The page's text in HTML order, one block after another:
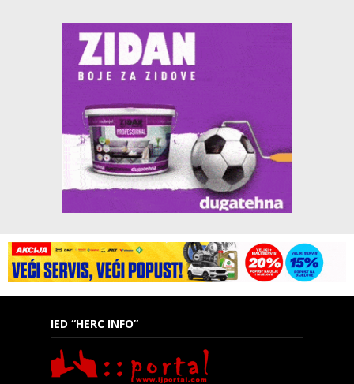
IED “HERC INFO”